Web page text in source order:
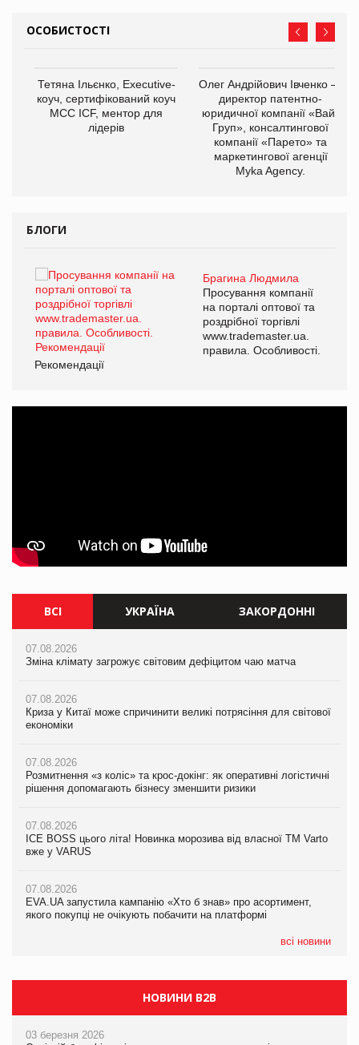
ОСОБИСТОСТІ
Тетяна Ільєнко, Executive-
коуч, сертифікований коуч
МСС ICF, ментор для
лідерів
Олег Андрійович Івченко —
директор патентно-
юридичної компанії «Вайз
Груп», консалтингової
компанії «Парето» та
маркетингової агенції
Myka Agency.
БЛОГИ
Брагина Людмила
Просування компанії
на порталі оптової та
роздрібної торгівлі
www.trademaster.ua.
правила. Особливості.
Рекомендації
ВСІ УКРАЇНА ЗАКОРДОННІ
07.08.2026
Зміна клімату загрожує світовим дефіцитом чаю матча
07.08.2026
Криза у Китаї може спричинити великі потрясіння для світової
економіки
07.08.2026
Розмитнення «з коліс» та крос-докінг: як оперативні логістичні
рішення допомагають бізнесу зменшити ризики
07.08.2026
ICE BOSS цього літа! Новинка морозива від власної ТМ Varto
вже у VARUS
07.08.2026
EVA.UA запустила кампанію «Хто б знав» про асортимент,
якого покупці не очікують побачити на платформі
всі новини
07.08.2026
Зміна клімату загрожує світовим дефіцитом чаю матча
07.08.2026
Криза у Китаї може спричинити великі потрясіння для світової
економіки
07.08.2026
Розмитнення «з коліс» та крос-докінг: як оперативні логістичні
рішення допомагають бізнесу зменшити ризики
07.08.2026
ICE BOSS цього літа! Новинка морозива від власної ТМ Varto
вже у VARUS
07.08.2026
EVA.UA запустила кампанію «Хто б знав» про асортимент,
якого покупці не очікують побачити на платформі
07.08.2026
Зміна клімату загрожує світовим дефіцитом чаю матча
07.08.2026
Криза у Китаї може спричинити великі потрясіння для світової
економіки
07.08.2026
Kraft Heinz скоротила збиток у першому півріччі
Продажі Hugo Boss впали на 9%
НОВИНИ B2B
03 березня 2026